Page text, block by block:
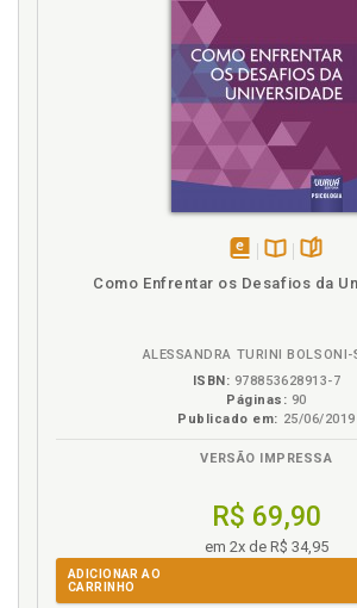
disponívelDisponível
páginas
Como Enfrentar os Desafios da
ALESSANDRA TURINI BOLSONI-
ISBN: 978853628913-7
Páginas: 90
Publicado em: 25/06/2019
VERSÃO IMPRESSA
R$ 69,90
em 2x de R$ 34,95
ADICIONAR AO
CARRINHO